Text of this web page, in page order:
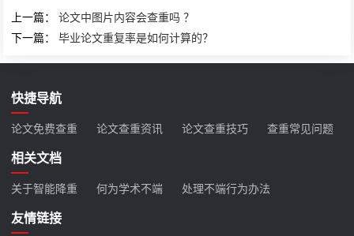
上一篇：论文中图片内容会查重吗 ？
下一篇：毕业论文重复率是如何计算的？
快捷导航
论文免费查重 论文查重资讯 论文查重技巧 查重常见问题
相关文档
关于智能降重 何为学术不端 处理不端行为办法
友情链接